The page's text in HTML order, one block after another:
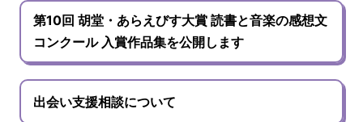
第10回 胡堂・あらえびす大賞 読書と音楽の感想文
コンクール 入賞作品集を公開します
出会い支援相談について